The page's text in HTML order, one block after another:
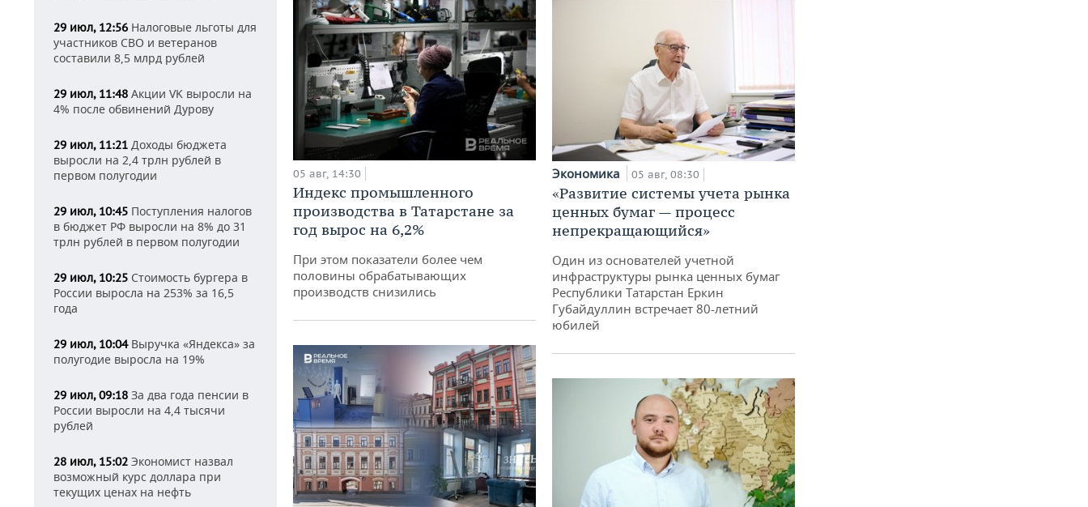
29 июл, 12:56 Налоговые льготы для
участников СВО и ветеранов
составили 8,5 млрд рублей
29 июл, 11:48 Акции VK выросли на
4% после обвинений Дурову
29 июл, 11:21 Доходы бюджета
выросли на 2,4 трлн рублей в
первом полугодии
29 июл, 10:45 Поступления налогов
в бюджет РФ выросли на 8% до 31
трлн рублей в первом полугодии
29 июл, 10:25 Стоимость бургера в
России выросла на 253% за 16,5
года
29 июл, 10:04Выручка «Яндекса» за
полугодие выросла на 19%
29 июл, 09:18 За два года пенсии в
России выросли на 4,4 тысячи
рублей
28 июл, 15:02 Экономист назвал
возможный курс доллара при
текущих ценах на нефть
05 авг, 14:30
Индекс промышленного
производства в Татарстане за
год вырос на 6,2%
При этом показатели более чем
половины обрабатывающих
производств снизились
Экономика 05 авг, 08:30
«Развитие системы учета рынка
ценных бумаг — процесс
непрекращающийся»
Один из основателей учетной
инфраструктуры рынка ценных бумаг
Республики Татарстан Еркин
Губайдуллин встречает 80-летний
юбилей